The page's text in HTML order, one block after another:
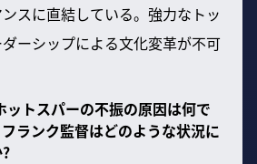
スに直結している。強力なトッ
ーシップによる文化変革が不可
ットスパーの不振の原因は何で
ランク監督はどのような状況に